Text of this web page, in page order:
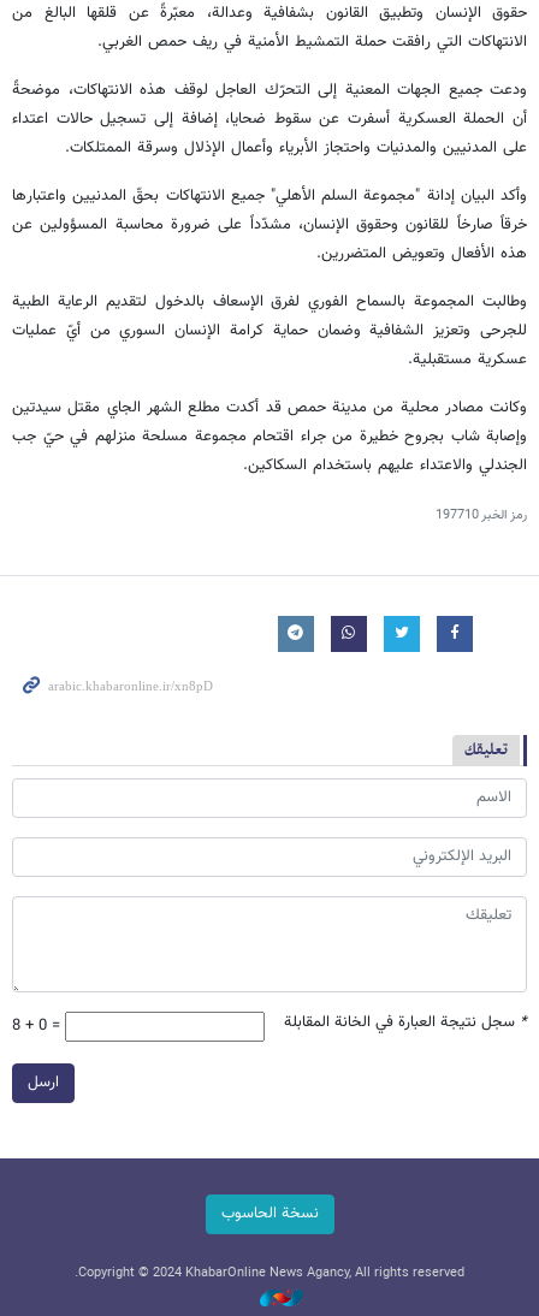
حقوق الإنسان وتطبيق القانون بشفافية وعدالة، معبّرةً عن قلقها البالغ من
الانتهاكات التي رافقت حملة التمشيط الأمنية في ريف حمص الغربي.
ودعت جميع الجهات المعنية إلى التحرّك العاجل لوقف هذه الانتهاكات، موضحةً
أن الحملة العسكرية أسفرت عن سقوط ضحايا، إضافة إلى تسجيل حالات اعتداء
على المدنيين والمدنيات واحتجاز الأبرياء وأعمال الإذلال وسرقة الممتلكات.
وأكد البيان إدانة "مجموعة السلم الأهلي" جميع الانتهاكات بحقّ المدنيين واعتبارها
خرقاً صارخاً للقانون وحقوق الإنسان، مشدّداً على ضرورة محاسبة المسؤولين عن
هذه الأفعال وتعويض المتضررين.
وطالبت المجموعة بالسماح الفوري لفرق الإسعاف بالدخول لتقديم الرعاية الطبية
للجرحى وتعزيز الشفافية وضمان حماية كرامة الإنسان السوري من أيّ عمليات
عسكرية مستقبلية.
وكانت مصادر محلية من مدينة حمص قد أكدت مطلع الشهر الجاي مقتل سيدتين
وإصابة شاب بجروح خطيرة من جراء اقتحام مجموعة مسلحة منزلهم في حيّ جب
الجندلي والاعتداء عليهم باستخدام السكاكين.
رمز الخبر197710
تعليقك
* سجل نتيجة العبارة في الخانة المقابلة 8 + 0 =
ارسل
نسخة الحاسوب
Copyright © 2024 KhabarOnline News Agancy, All rights reserved.